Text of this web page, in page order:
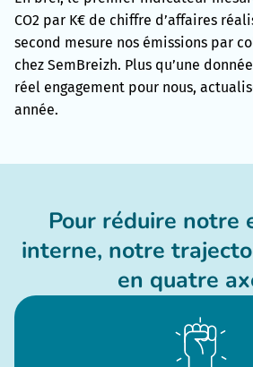
CO2 par K€ de chiffre d’affaires
second mesure nos émissions par
chez SemBreizh. Plus qu’une
réel engagement pour nous,
année.
Pour réduire notre
interne, notre
en quatre